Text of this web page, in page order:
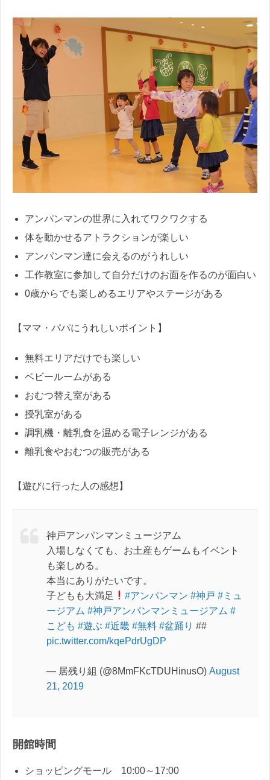
アンパンマンの世界に入れてワクワクする
体を動かせるアトラクションが楽しい
アンパンマン達に会えるのがうれしい
工作教室に参加して自分だけのお面を作るのが面白い
0歳からでも楽しめるエリアやステージがある
【ママ・パパにうれしいポイント】
無料エリアだけでも楽しい
ベビールームがある
おむつ替え室がある
授乳室がある
調乳機・離乳食を温める電子レンジがある
離乳食やおむつの販売がある
【遊びに行った人の感想】
神戸アンパンマンミュージアム
入場しなくても、お土産もゲームもイベント
も楽しめる。
本当にありがたいです。
子どもも大満足
#アンパンマン #神戸 #ミュ
ージアム #神戸アンパンマンミュージアム #
こども #遊ぶ #近畿 #無料 #盆踊り ##
pic.twitter.com/kqePdrUgDP
— 居残り組 (@8MmFKcTDUHinusO) August
21, 2019
開館時間
ショッピングモール 10:00～17:00